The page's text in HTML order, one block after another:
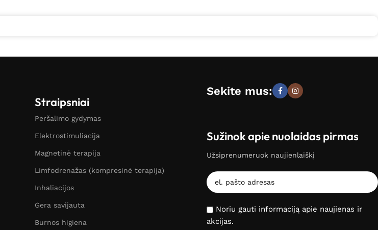
Straipsniai
Peršalimo gydymas
Elektrostimuliacija
Magnetinė terapija
Limfodrenažas (kompresinė terapija)
Inhaliacijos
Gera savijauta
Burnos higiena
Sekite mus:
Sužinok apie nuolaidas pirmas
Užsiprenumeruok naujienlaiškį
Noriu gauti informaciją apie naujienas ir
akcijas.